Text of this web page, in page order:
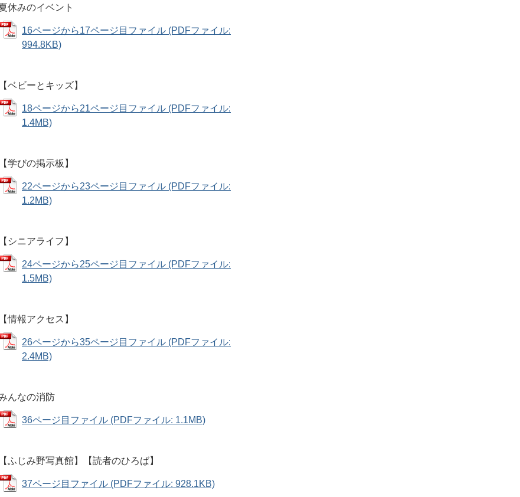
休みのイベント
16ページから17ページ目ファイル (PDFファイル:
994.8KB)
【ベビーとキッズ】
18ページから21ページ目ファイル (PDFファイル:
1.4MB)
【学びの掲示板】
22ページから23ページ目ファイル (PDFファイル:
1.2MB)
【シニアライフ】
24ページから25ページ目ファイル (PDFファイル:
1.5MB)
【情報アクセス】
26ページから35ページ目ファイル (PDFファイル:
2.4MB)
んなの消防
36ページ目ファイル (PDFファイル: 1.1MB)
【ふじみ野写真館】【読者のひろば】
37ページ目ファイル (PDFファイル: 928.1KB)